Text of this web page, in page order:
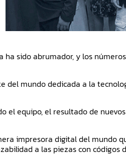
ha sido abrumador, y los
del mundo dedicada a la
el equipo, el resultado de
impresora digital del
a las piezas con códigos